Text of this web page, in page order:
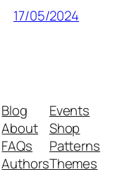
17/05/2024
Blog
About
FAQs
Authors
Events
Shop
Patterns
Themes